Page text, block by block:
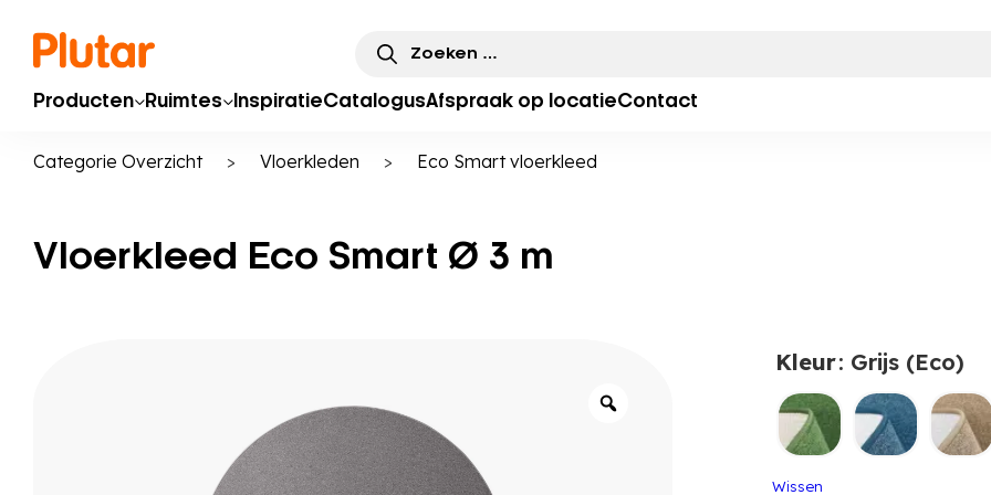
Zoeken
naar:
Producten Ruimtes InspiratieCatalogusAfspraak op locatieContact
Categorie Overzicht > Vloerkleden > Eco Smart vloerkleed
Vloerkleed Eco Smart Ø 3 m
Kleur: Grijs (Eco)
Wissen